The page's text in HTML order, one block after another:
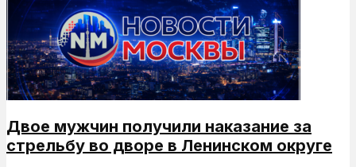
Двое мужчин получили наказание за
стрельбу во дворе в Ленинском округе